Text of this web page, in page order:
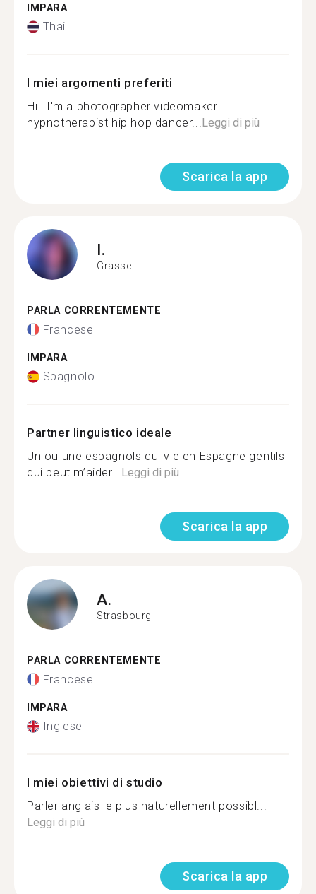
IMPARA
Thai
I miei argomenti preferiti
Hi ! I'm a photographer videomaker
hypnotherapist hip hop dancer...Leggi di più
Scarica la app
I.
Grasse
PARLA CORRENTEMENTE
Francese
IMPARA
Spagnolo
Partner linguistico ideale
Un ou une espagnols qui vie en Espagne gentils
qui peut m’aider...Leggi di più
Scarica la app
A.
Strasbourg
PARLA CORRENTEMENTE
Francese
IMPARA
Inglese
I miei obiettivi di studio
Parler anglais le plus naturellement possibl...
Leggi di più
Scarica la app